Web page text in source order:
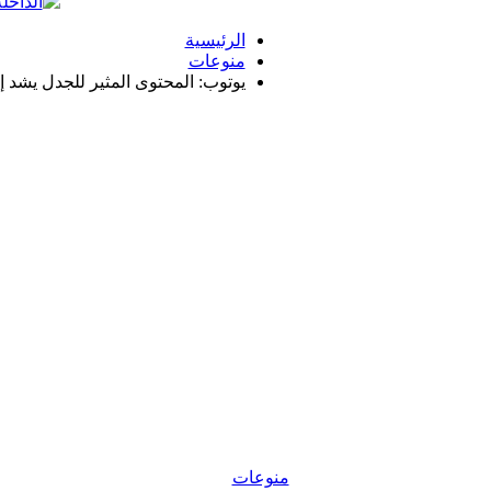
الرئيسية
منوعات
يوتوب: المحتوى المثير للجدل يشد
منوعات